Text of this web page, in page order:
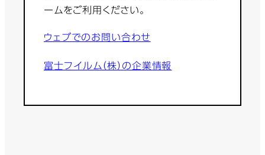
ームをご利用ください。
ウェブでのお問い合わせ
富士フイルム（株）の企業情報